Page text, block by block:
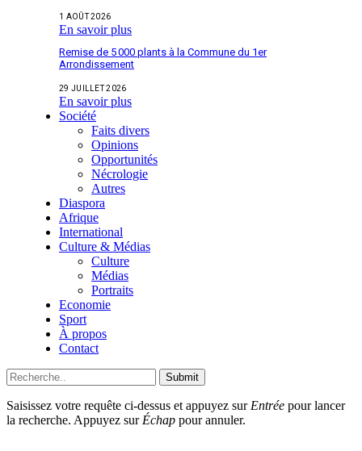
1 AOÛT 2026
En savoir plus
Remise de 5 000 plants à la Commune du 1er
Arrondissement
29 JUILLET 2026
En savoir plus
Société
Faits divers
Opinions
Opportunités
Nécrologie
Autres
Diaspora
Afrique
International
Culture & Médias
Culture
Médias
Portraits
Economie
Sport
À propos
Contact
Submit
Saisissez votre requête ci-dessus et appuyez sur Entrée pour lancer
la recherche. Appuyez sur Échap pour annuler.